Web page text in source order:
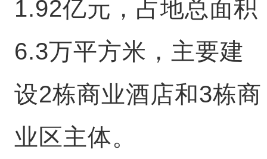
1.92亿元，占地总面积
6.3万平方米，主要建
设2栋商业酒店和3栋商
业区主体。